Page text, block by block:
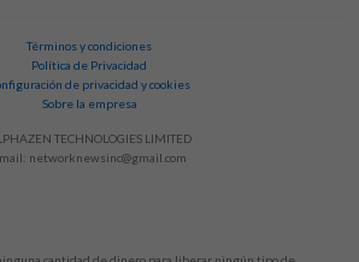
Términos y condiciones
Política de Privacidad
de privacidad y cookies
Sobre la empresa
TECHNOLOGIES LIMITED
networknewsinc@gmail.com